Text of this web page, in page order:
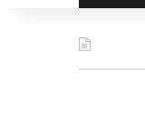
برای